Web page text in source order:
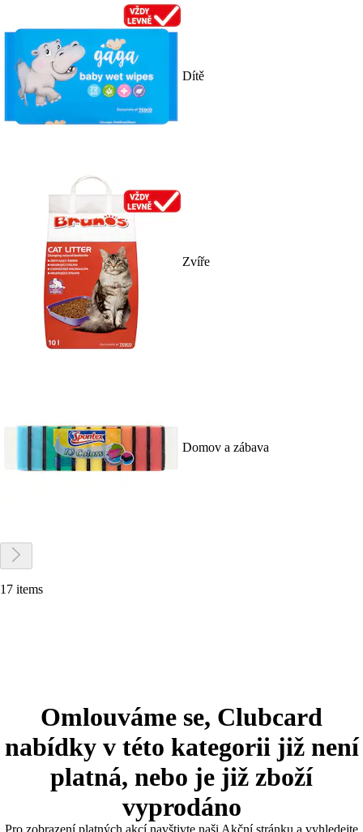
Dítě
Zvíře
Domov a zábava
17 items
Omlouváme se, Clubcard
nabídky v této kategorii již není
platná, nebo je již zboží
vyprodáno
Pro zobrazení platných akcí navštivte naši Akční stránku a vyhledejte